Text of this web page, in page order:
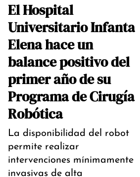
El Hospital
Universitario Infanta
Elena hace un
balance positivo del
primer año de su
Programa de Cirugía
Robótica
La disponibilidad del robot
permite realizar
intervenciones mínimamente
invasivas de alta